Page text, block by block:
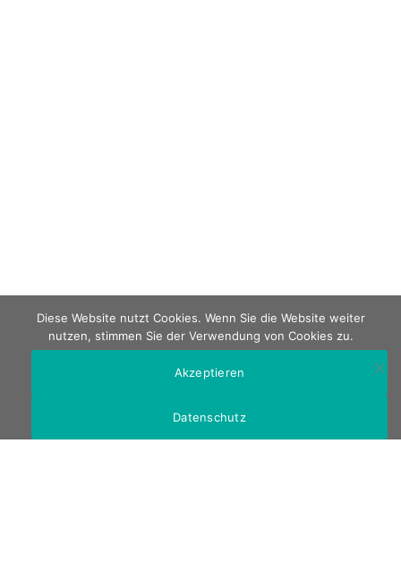
Diese Website nutzt Cookies. Wenn Sie die Website weiter
nutzen, stimmen Sie der Verwendung von Cookies zu.
Akzeptieren
Datenschutz